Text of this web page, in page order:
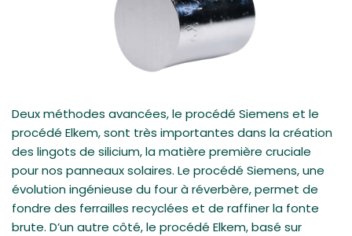
Deux méthodes avancées, le procédé Siemens et le
procédé Elkem, sont très importantes dans la création
des lingots de silicium, la matière première cruciale
pour nos panneaux solaires. Le procédé Siemens, une
évolution ingénieuse du four à réverbère, permet de
fondre des ferrailles recyclées et de raffiner la fonte
brute. D’un autre côté, le procédé Elkem, basé sur